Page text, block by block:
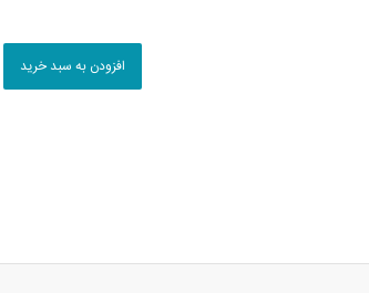
افزودن به سبد خرید